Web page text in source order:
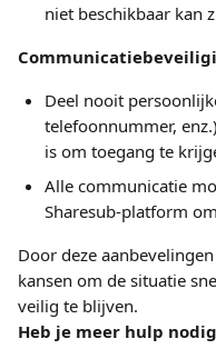
niet beschikbaar kan
Deel nooit
telefoonnummer,
is om toegang te
Alle communicatie
Sharesub-platform
Door deze
kansen om de situatie
veilig te blijven.
Heb je meer hulp